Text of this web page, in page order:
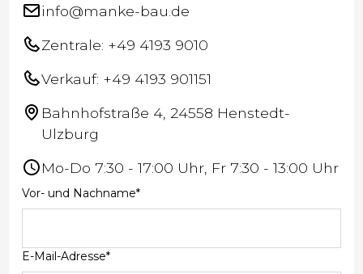
info@manke-bau.de
Zentrale: +49 4193 9010
Verkauf: +49 4193 901151
Bahnhofstraße 4, 24558 Henstedt-
Ulzburg
Mo-Do 7:30 - 17:00 Uhr, Fr 7:30 - 13:00 Uhr
Vor- und Nachname*
E-Mail-Adresse*